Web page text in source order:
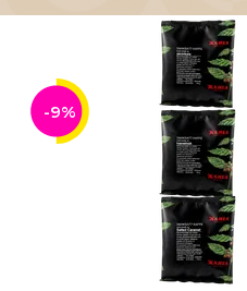
-9%